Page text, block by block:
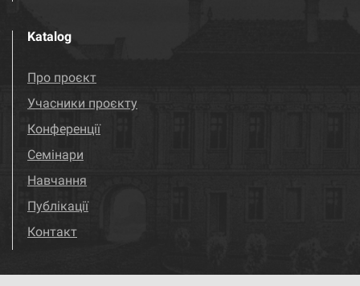
Katalog
Про проєкт
Учасники проєкту
Конференції
Семінари
Навчання
Публікації
Контакт